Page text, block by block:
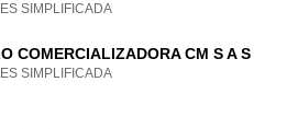
SIMPLIFICADA
COMERCIALIZADORA CM S A S
SIMPLIFICADA